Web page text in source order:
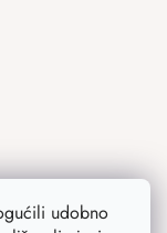
udobno